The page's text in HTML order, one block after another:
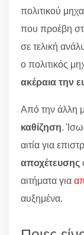
πολιτικού
που προέβη
σε τελική
ο πολιτικός
ακέραια την
Από την άλλη
καθίζηση.
αιτία για
αποχέτευσης
αιτήματα για
αυξημένα.